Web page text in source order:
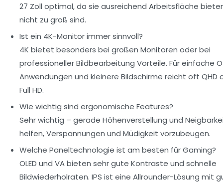
27 Zoll optimal, da sie ausreichend Arbeitsfläche
nicht zu groß sind.
Ist ein 4K-Monitor immer sinnvoll?
4K bietet besonders bei großen Monitoren oder bei
professioneller Bildbearbeitung Vorteile. Für einfache
Anwendungen und kleinere Bildschirme reicht oft QHD
Full HD.
Wie wichtig sind ergonomische Features?
Sehr wichtig – gerade Höhenverstellung und
helfen, Verspannungen und Müdigkeit vorzubeugen.
Welche Paneltechnologie ist am besten für Gaming?
OLED und VA bieten sehr gute Kontraste und schnelle
Bildwiederholraten. IPS ist eine Allrounder-Lösung mit